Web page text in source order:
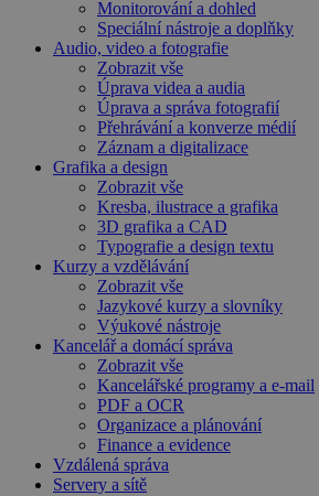
Monitorování a dohled
Speciální nástroje a doplňky
Audio, video a fotografie
Zobrazit vše
Úprava videa a audia
Úprava a správa fotografií
Přehrávání a konverze médií
Záznam a digitalizace
Grafika a design
Zobrazit vše
Kresba, ilustrace a grafika
3D grafika a CAD
Typografie a design textu
Kurzy a vzdělávání
Zobrazit vše
Jazykové kurzy a slovníky
Výukové nástroje
Kancelář a domácí správa
Zobrazit vše
Kancelářské programy a e-mail
PDF a OCR
Organizace a plánování
Finance a evidence
Vzdálená správa
Servery a sítě